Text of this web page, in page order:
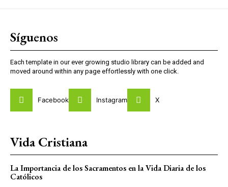
Síguenos
Each template in our ever growing studio library can be added and
moved around within any page effortlessly with one click.
Facebook Instagram X
Vida Cristiana
La Importancia de los Sacramentos en la Vida Diaria de los
Católicos